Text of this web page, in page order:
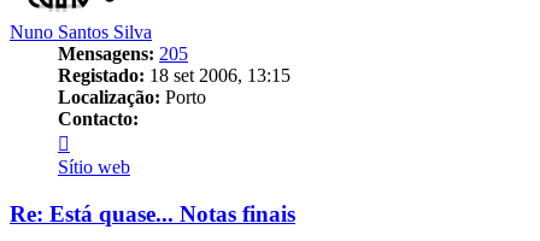
Nuno Santos Silva
Mensagens: 205
Registado: 18 set 2006, 13:15
Localização: Porto
Contacto:
Nuno
Santos
Silva
Sítio web
Re: Está quase... Notas finais